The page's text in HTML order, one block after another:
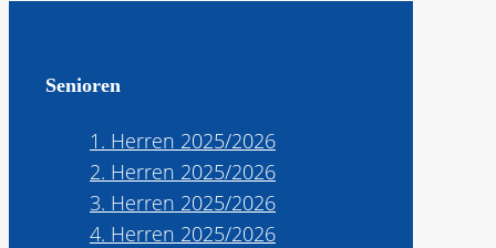
Senioren
1. Herren 2025/2026
2. Herren 2025/2026
3. Herren 2025/2026
4. Herren 2025/2026